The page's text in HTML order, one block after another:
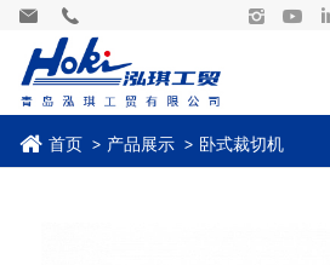
首页 产品展示 卧式裁切机